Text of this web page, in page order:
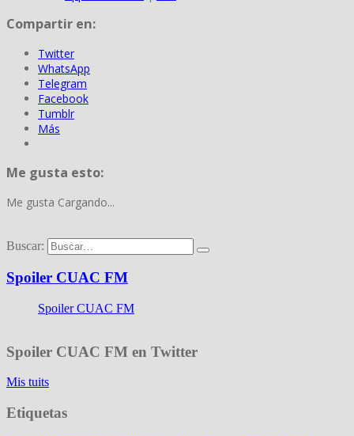
Compartir en:
Twitter
WhatsApp
Telegram
Facebook
Tumblr
Más
Me gusta esto:
Me gusta Cargando...
Buscar:
Spoiler CUAC FM
Spoiler CUAC FM
Spoiler CUAC FM en Twitter
Mis tuits
Etiquetas